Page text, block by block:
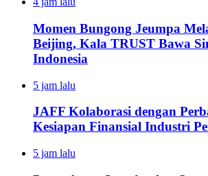
Momen Bungong Jeumpa
Beijing, Kala TRUST Bawa
Indonesia
5 jam lalu
JAFF Kolaborasi dengan
Kesiapan Finansial Industri
5 jam lalu